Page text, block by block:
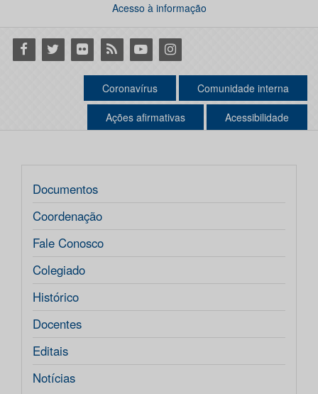
Acesso à informação
Facebook
Twitter Flickr RSS YoutubeInstagram
Coronavírus Comunidade interna
Ações afirmativas Acessibilidade
Documentos
Coordenação
Fale Conosco
Colegiado
Histórico
Docentes
Editais
Notícias